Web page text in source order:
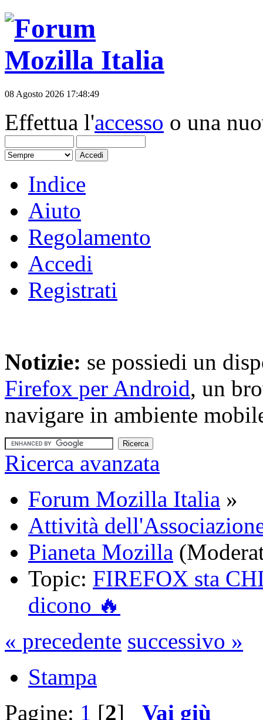
08 Agosto 2026 17:48:49
Effettua l'accesso o una
Indice
Aiuto
Regolamento
Accedi
Registrati
Notizie: se possiedi un
Firefox per Android, un
navigare in ambiente
Ricerca avanzata
Forum Mozilla Italia »
Attività
Pianeta Mozilla
Topic: FIREFOX sta
dicono 🔥
« precedente successivo »
Stampa
Pagine: 1 [2] Vai giù